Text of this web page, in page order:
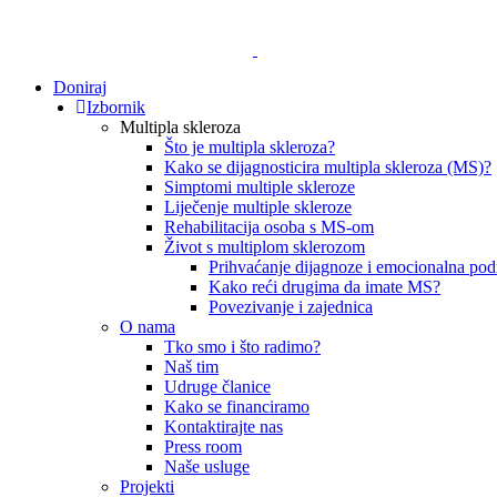
Doniraj
Izbornik
Multipla skleroza
Što je multipla skleroza?
Kako se dijagnosticira multipla skleroza (MS)?
Simptomi multiple skleroze
Liječenje multiple skleroze
Rehabilitacija osoba s MS-om
Život s multiplom sklerozom
Prihvaćanje dijagnoze i emocionalna
Kako reći drugima da imate MS?
Povezivanje i zajednica
O nama
Tko smo i što radimo?
Naš tim
Udruge članice
Kako se financiramo
Kontaktirajte nas
Press room
Naše usluge
Projekti